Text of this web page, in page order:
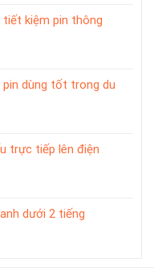
kiệm pin thông
pin dùng tốt trong du
trực tiếp lên điện
dưới 2 tiếng